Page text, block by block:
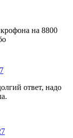
на 8800
ответ, надо